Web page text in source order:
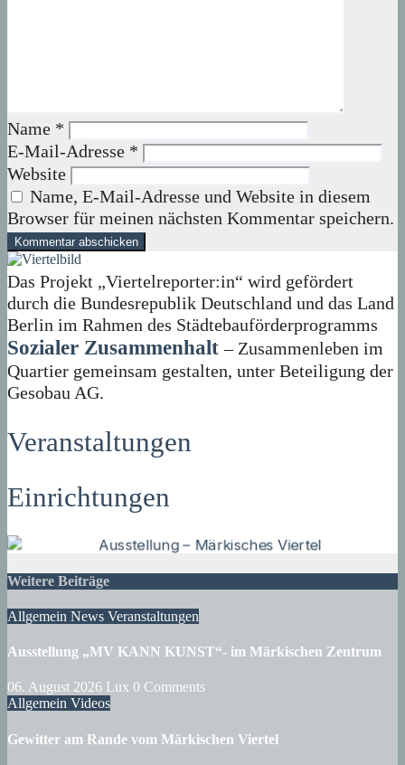
Name *
E-Mail-Adresse *
Website
Name, E-Mail-Adresse und Website in diesem
Browser für meinen nächsten Kommentar speichern.
Das Projekt „Viertelreporter:in“ wird gefördert
durch die Bundesrepublik Deutschland und das Land
Berlin im Rahmen des Städtebauförderprogramms
Sozialer Zusammenhalt – Zusammenleben im
Quartier gemeinsam gestalten, unter Beteiligung der
Gesobau AG.
Veranstaltungen
Einrichtungen
Weitere Beiträge
Allgemein News Veranstaltungen
Ausstellung „MV KANN KUNST“- im Märkischen Zentrum
06. August 2026 Lux 0 Comments
Allgemein Videos
Gewitter am Rande vom Märkischen Viertel